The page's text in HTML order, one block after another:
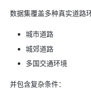
数据集覆盖多种真实道路环
城市道路
城郊道路
多国交通环境
并包含复杂条件：